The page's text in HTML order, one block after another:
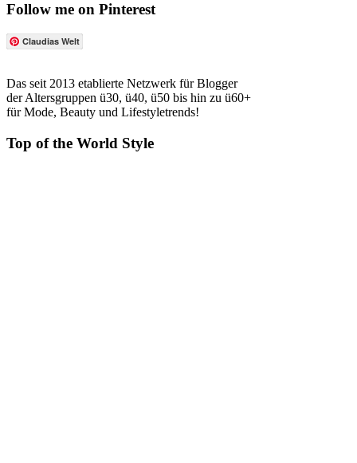
Follow me on Pinterest
Claudias Welt
Das seit 2013 etablierte Netzwerk für Blogger
der Altersgruppen ü30, ü40, ü50 bis hin zu ü60+
für Mode, Beauty und Lifestyletrends!
Top of the World Style